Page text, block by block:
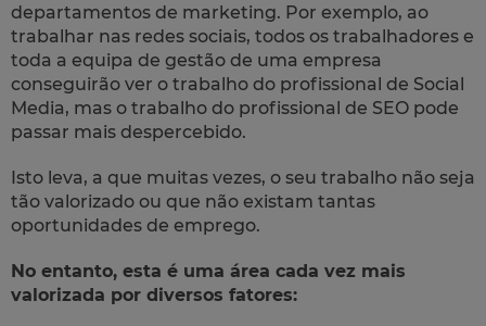
departamentos de marketing. Por exemplo, ao
trabalhar nas redes sociais, todos os trabalhadores e
toda a equipa de gestão de uma empresa
conseguirão ver o trabalho do profissional de Social
Media, mas o trabalho do profissional de SEO pode
passar mais despercebido.
Isto leva, a que muitas vezes, o seu trabalho não seja
tão valorizado ou que não existam tantas
oportunidades de emprego.
No entanto, esta é uma área cada vez mais
valorizada por diversos fatores: